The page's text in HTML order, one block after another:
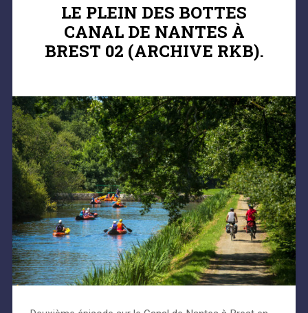
LE PLEIN DES BOTTES
CANAL DE NANTES À
BREST 02 (ARCHIVE RKB).